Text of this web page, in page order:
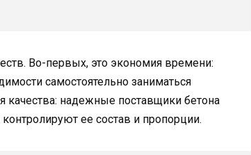
Во-первых, это экономия времени:
самостоятельно заниматься
качества: надежные поставщики бетона
ее состав и пропорции.